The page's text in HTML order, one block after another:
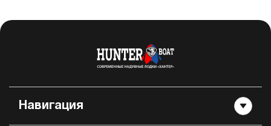
Навигация